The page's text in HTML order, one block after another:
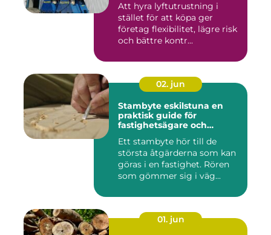
Att hyra lyftutrustning i
stället för att köpa ger
företag flexibilitet, lägre risk
och bättre kontr...
02. jun
Stambyte eskilstuna en
praktisk guide för
fastighetsägare och
Ett stambyte hör till de
största åtgärderna som kan
göras i en fastighet. Rören
som gömmer sig i väg...
01. jun